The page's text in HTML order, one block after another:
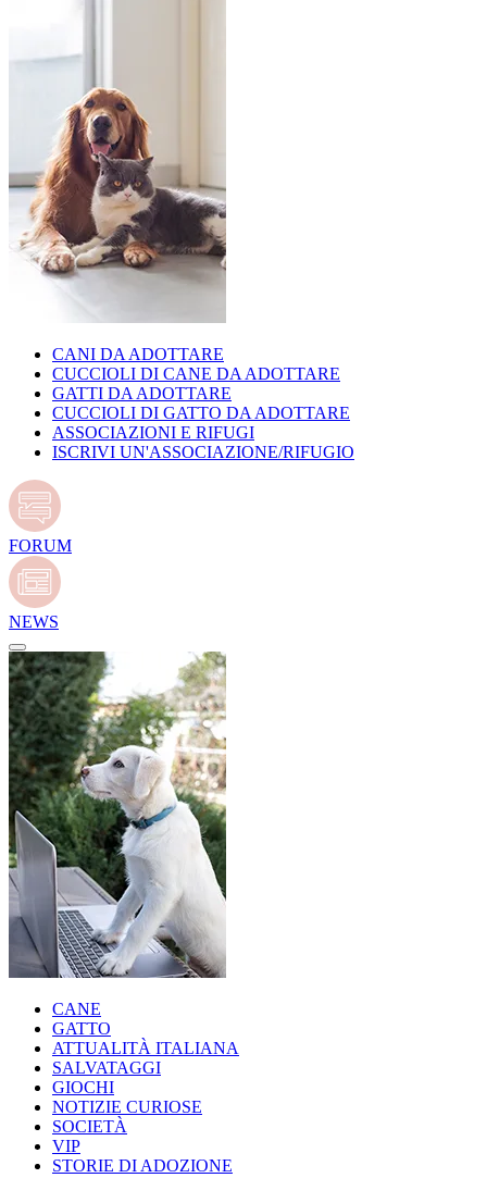
CANI DA ADOTTARE
CUCCIOLI DI CANE DA ADOTTARE
GATTI DA ADOTTARE
CUCCIOLI DI GATTO DA ADOTTARE
ASSOCIAZIONI E RIFUGI
ISCRIVI UN'ASSOCIAZIONE/RIFUGIO
FORUM
NEWS
CANE
GATTO
ATTUALITÀ ITALIANA
SALVATAGGI
GIOCHI
NOTIZIE CURIOSE
SOCIETÀ
VIP
STORIE DI ADOZIONE